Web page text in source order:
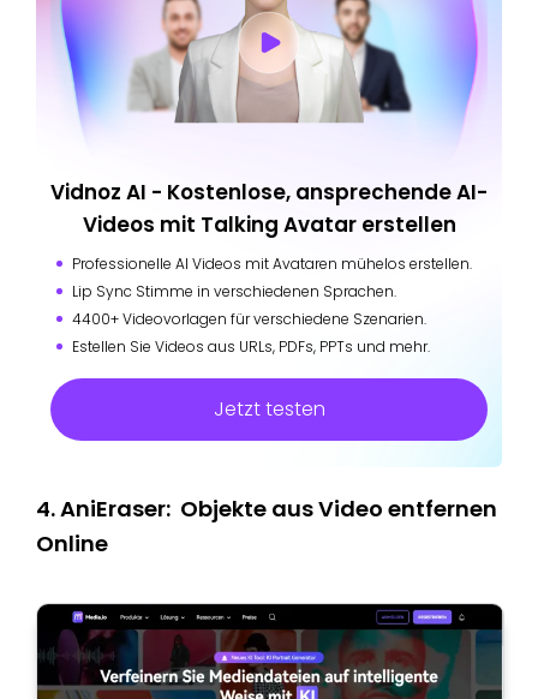
Vidnoz AI - Kostenlose, ansprechende AI-
Videos mit Talking Avatar erstellen
Professionelle AI Videos mit Avataren mühelos erstellen.
Lip Sync Stimme in verschiedenen Sprachen.
4400+ Videovorlagen für verschiedene Szenarien.
Estellen Sie Videos aus URLs, PDFs, PPTs und mehr.
Jetzt testen
4. AniEraser: Objekte aus Video entfernen
Online